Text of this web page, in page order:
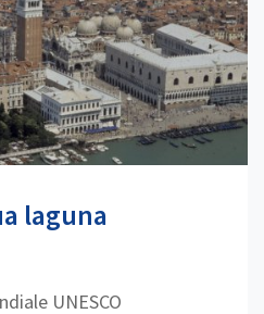
laguna
UNESCO